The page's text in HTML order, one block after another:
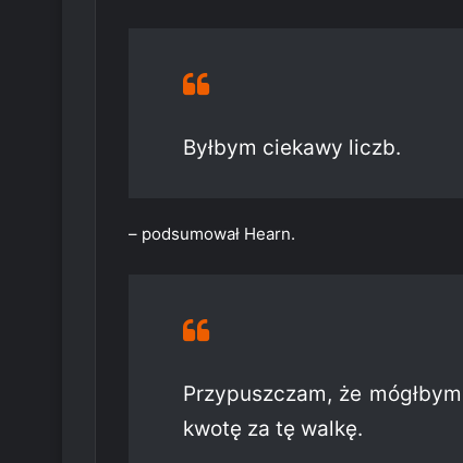
Byłbym ciekawy liczb.
– podsumował Hearn.
Przypuszczam, że
kwotę za tę walkę.